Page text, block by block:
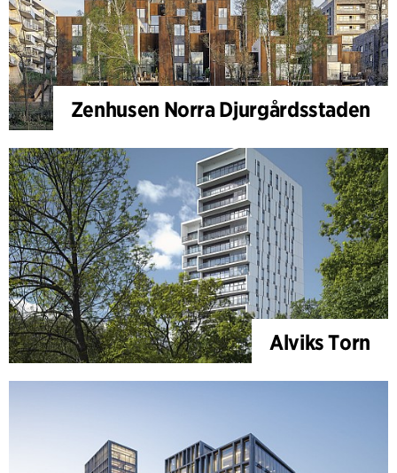
Zenhusen Norra Djurgårdsstaden
Alviks Torn